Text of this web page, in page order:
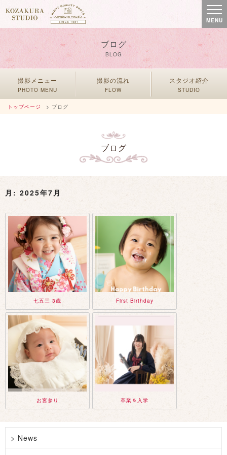
MENU
ブログ
BLOG
撮影メニュー
PHOTO MENU
撮影の流れ
FLOW
スタジオ紹介
STUDIO
トップページ > ブログ
ブログ
月: 2025年7月
七五三 3歳 First Birthday
お宮参り 卒業＆入学
> News